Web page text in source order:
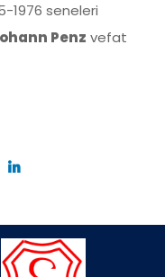
1976 seneleri
Penz vefat